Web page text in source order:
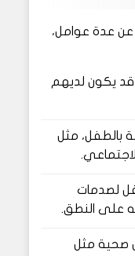
عن عدة عوامل،
قد يكون لديهم
بالطفل، مثل
لصدمات
على النطق.
صحية مثل